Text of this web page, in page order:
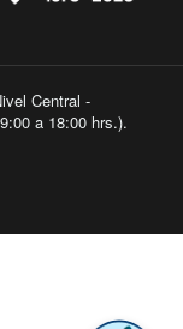
Central -
a 18:00 hrs.).